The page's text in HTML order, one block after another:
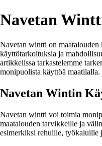
Navetan
Navetan wintti on maatalouden
käyttötarkoituksia ja
artikkelissa tarkastelemme
monipuolista käyttöä maatilalla.
Navetan Wintin
Navetan wintti voi toimia
maatalouden tarvikkeille ja
esimerkiksi rehuille, työkaluille